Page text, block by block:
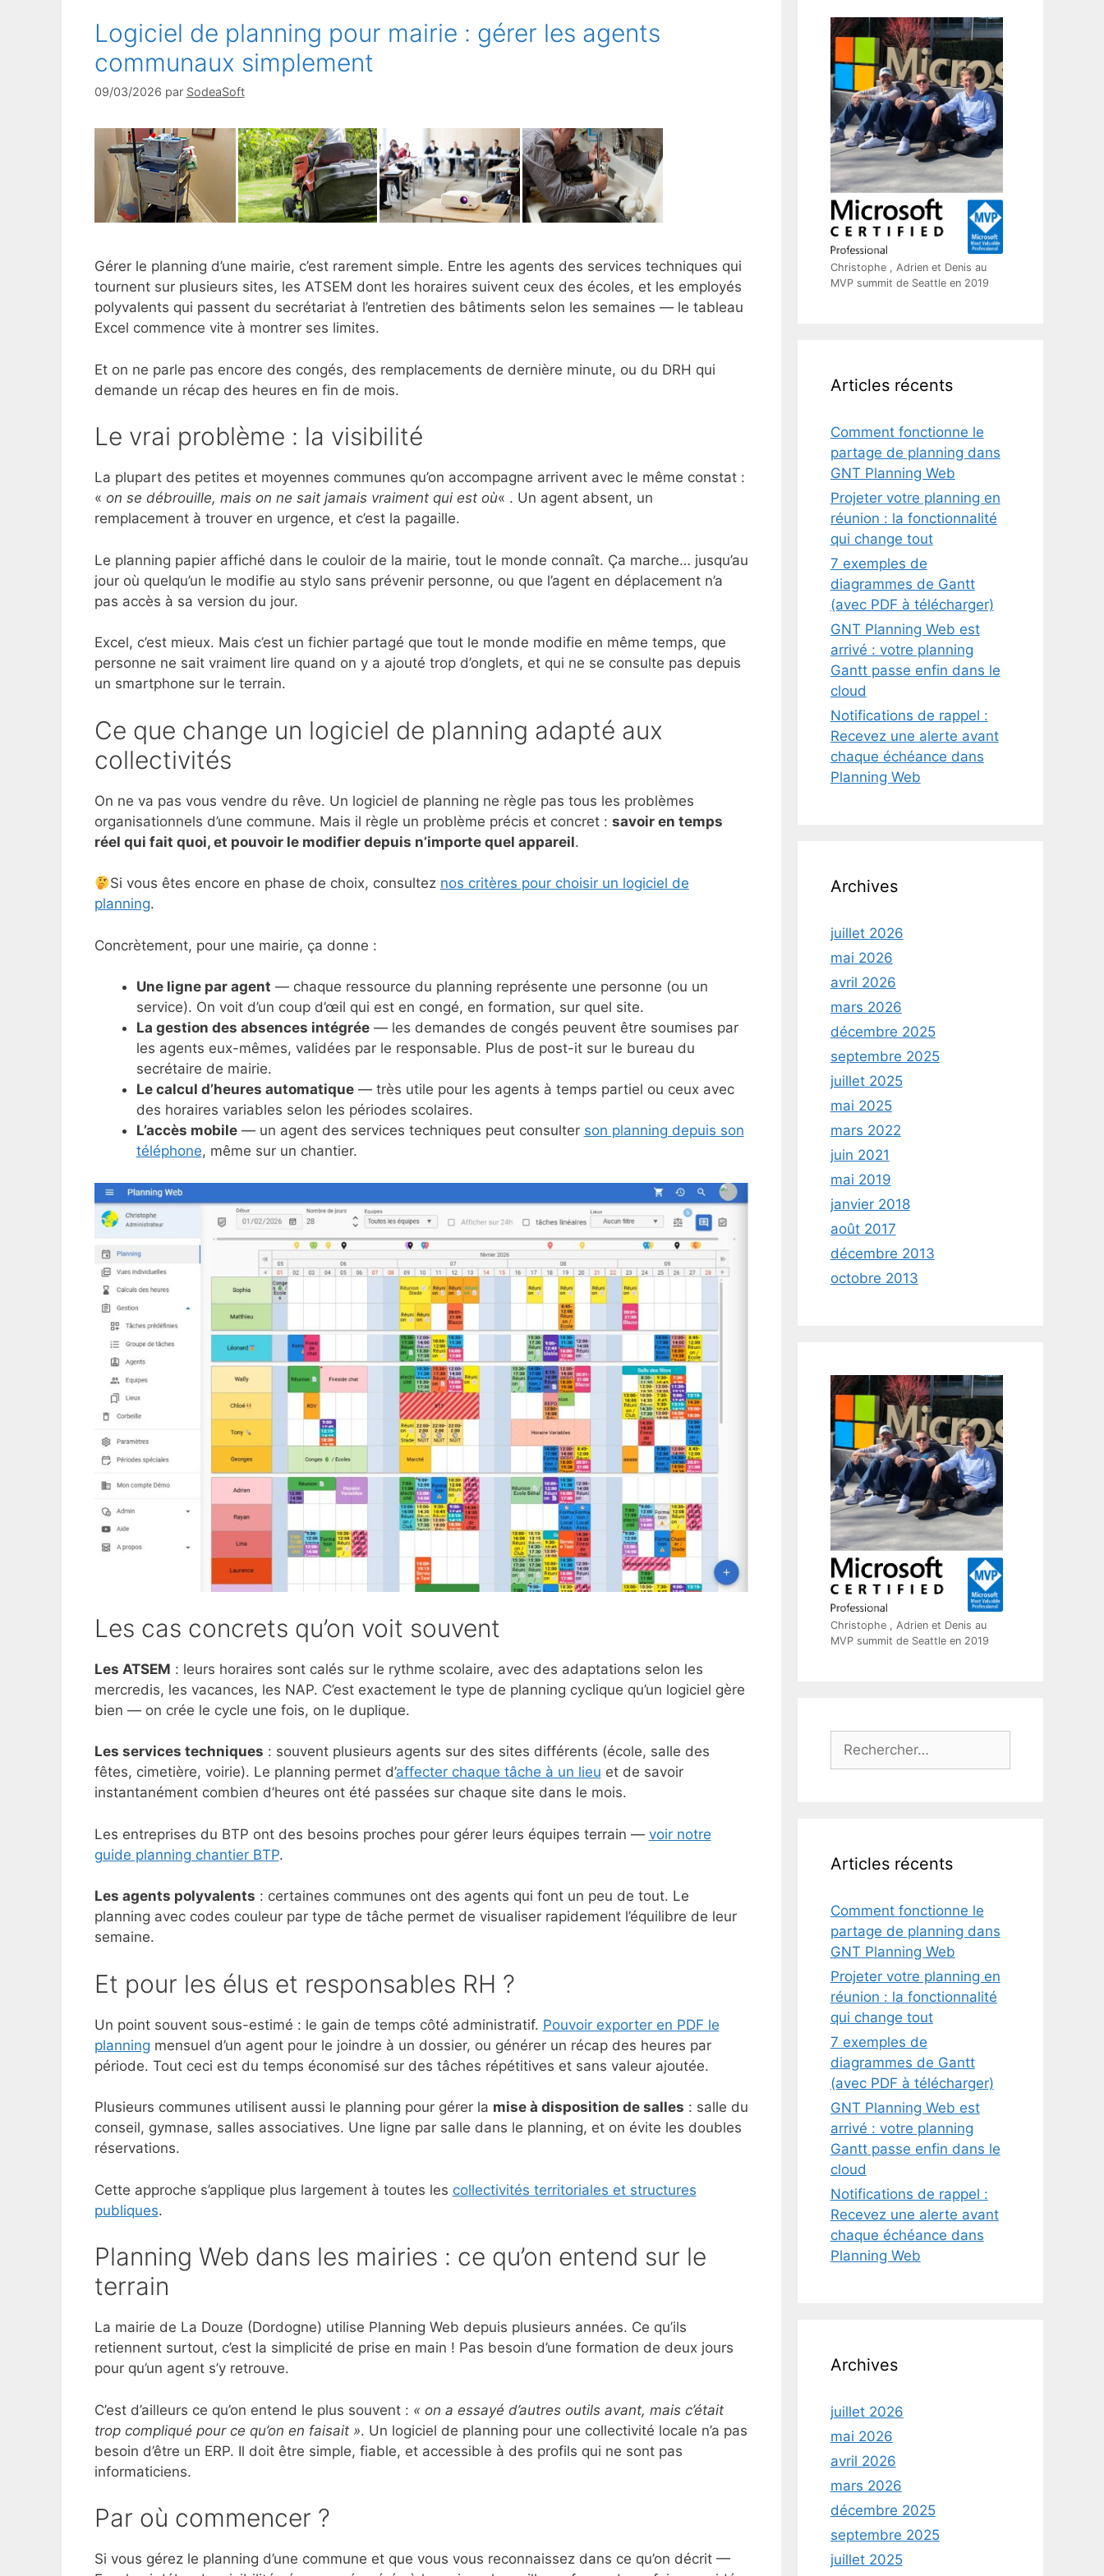
Logiciel de planning pour mairie : gérer les agents
communaux simplement
09/03/2026 par SodeaSoft
Gérer le planning d’une mairie, c’est rarement simple. Entre les agents des services techniques qui
tournent sur plusieurs sites, les ATSEM dont les horaires suivent ceux des écoles, et les employés
polyvalents qui passent du secrétariat à l’entretien des bâtiments selon les semaines — le tableau
Excel commence vite à montrer ses limites.
Et on ne parle pas encore des congés, des remplacements de dernière minute, ou du DRH qui
demande un récap des heures en fin de mois.
Le vrai problème : la visibilité
La plupart des petites et moyennes communes qu’on accompagne arrivent avec le même constat :
« on se débrouille, mais on ne sait jamais vraiment qui est où« . Un agent absent, un
remplacement à trouver en urgence, et c’est la pagaille.
Le planning papier affiché dans le couloir de la mairie, tout le monde connaît. Ça marche… jusqu’au
jour où quelqu’un le modifie au stylo sans prévenir personne, ou que l’agent en déplacement n’a
pas accès à sa version du jour.
Excel, c’est mieux. Mais c’est un fichier partagé que tout le monde modifie en même temps, que
personne ne sait vraiment lire quand on y a ajouté trop d’onglets, et qui ne se consulte pas depuis
un smartphone sur le terrain.
Ce que change un logiciel de planning adapté aux
collectivités
On ne va pas vous vendre du rêve. Un logiciel de planning ne règle pas tous les problèmes
organisationnels d’une commune. Mais il règle un problème précis et concret : savoir en temps
réel qui fait quoi, et pouvoir le modifier depuis n’importe quel appareil.
Si vous êtes encore en phase de choix, consultez nos critères pour choisir un logiciel de
planning.
Concrètement, pour une mairie, ça donne :
Une ligne par agent — chaque ressource du planning représente une personne (ou un
service). On voit d’un coup d’œil qui est en congé, en formation, sur quel site.
La gestion des absences intégrée— les demandes de congés peuvent être soumises par
les agents eux-mêmes, validées par le responsable. Plus de post-it sur le bureau du
secrétaire de mairie.
Le calcul d’heures automatique— très utile pour les agents à temps partiel ou ceux avec
des horaires variables selon les périodes scolaires.
L’accès mobile— un agent des services techniques peut consulter son planning depuis son
téléphone, même sur un chantier.
Les cas concrets qu’on voit souvent
Les ATSEM : leurs horaires sont calés sur le rythme scolaire, avec des adaptations selon les
mercredis, les vacances, les NAP. C’est exactement le type de planning cyclique qu’un logiciel gère
bien — on crée le cycle une fois, on le duplique.
Les services techniques : souvent plusieurs agents sur des sites différents (école, salle des
fêtes, cimetière, voirie). Le planning permet d’affecter chaque tâche à un lieu et de savoir
instantanément combien d’heures ont été passées sur chaque site dans le mois.
Les entreprises du BTP ont des besoins proches pour gérer leurs équipes terrain — voir notre
guide planning chantier BTP.
Les agents polyvalents : certaines communes ont des agents qui font un peu de tout. Le
planning avec codes couleur par type de tâche permet de visualiser rapidement l’équilibre de leur
semaine.
Et pour les élus et responsables RH ?
Un point souvent sous-estimé : le gain de temps côté administratif. Pouvoir exporter en PDF le
planning mensuel d’un agent pour le joindre à un dossier, ou générer un récap des heures par
période. Tout ceci est du temps économisé sur des tâches répétitives et sans valeur ajoutée.
Plusieurs communes utilisent aussi le planning pour gérer la mise à disposition de salles : salle du
conseil, gymnase, salles associatives. Une ligne par salle dans le planning, et on évite les doubles
réservations.
Cette approche s’applique plus largement à toutes les collectivités territoriales et structures
publiques.
Planning Web dans les mairies : ce qu’on entend sur le
terrain
La mairie de La Douze (Dordogne) utilise Planning Web depuis plusieurs années. Ce qu’ils
retiennent surtout, c’est la simplicité de prise en main ! Pas besoin d’une formation de deux jours
pour qu’un agent s’y retrouve.
C’est d’ailleurs ce qu’on entend le plus souvent : « on a essayé d’autres outils avant, mais c’était
trop compliqué pour ce qu’on en faisait ». Un logiciel de planning pour une collectivité locale n’a pas
besoin d’être un ERP. Il doit être simple, fiable, et accessible à des profils qui ne sont pas
informaticiens.
Par où commencer ?
Si vous gérez le planning d’une commune et que vous vous reconnaissez dans ce qu’on décrit —
Christophe , Adrien et Denis au
MVP summit de Seattle en 2019
Articles récents
Comment fonctionne le
partage de planning dans
GNT Planning Web
Projeter votre planning en
réunion : la fonctionnalité
qui change tout
7 exemples de
diagrammes de Gantt
(avec PDF à télécharger)
GNT Planning Web est
arrivé : votre planning
Gantt passe enfin dans le
cloud
Notifications de rappel :
Recevez une alerte avant
chaque échéance dans
Planning Web
Archives
juillet 2026
mai 2026
avril 2026
mars 2026
décembre 2025
septembre 2025
juillet 2025
mai 2025
mars 2022
juin 2021
mai 2019
janvier 2018
août 2017
décembre 2013
octobre 2013
Christophe , Adrien et Denis au
MVP summit de Seattle en 2019
Rechercher :
Articles récents
Comment fonctionne le
partage de planning dans
GNT Planning Web
Projeter votre planning en
réunion : la fonctionnalité
qui change tout
7 exemples de
diagrammes de Gantt
(avec PDF à télécharger)
GNT Planning Web est
arrivé : votre planning
Gantt passe enfin dans le
cloud
Notifications de rappel :
Recevez une alerte avant
chaque échéance dans
Planning Web
Archives
juillet 2026
mai 2026
avril 2026
mars 2026
décembre 2025
septembre 2025
juillet 2025